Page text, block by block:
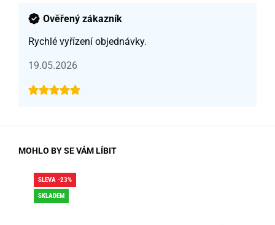
Ověřený zákazník
Rychlé vyřízení objednávky.
19.05.2026
MOHLO BY SE VÁM LÍBIT
SLEVA -23%
SKLADEM